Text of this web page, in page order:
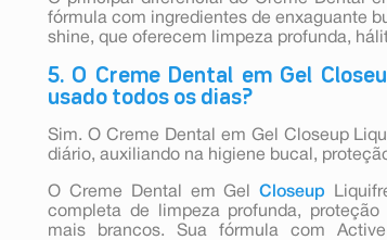
fórmula com ingredientes de enxaguante
shine, que oferecem limpeza profunda,
5. O Creme Dental em Gel
usado todos os dias?
Sim. O Creme Dental em Gel Closeup
diário, auxiliando na higiene bucal,
O Creme Dental em GelCloseup
completa de limpeza profunda,
mais brancos. Sua fórmula com